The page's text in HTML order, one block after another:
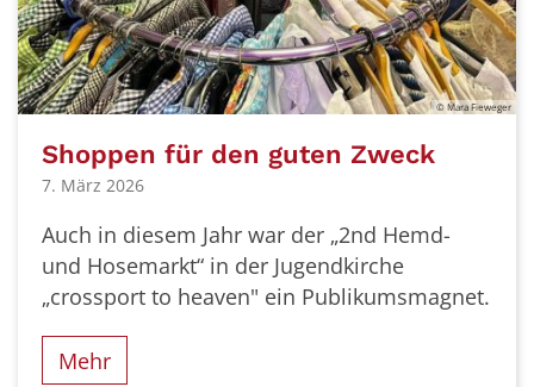
© Mara Fieweger
Shoppen für den guten Zweck
7. März 2026
Auch in diesem Jahr war der „2nd Hemd-
und Hosemarkt“ in der Jugendkirche
„crossport to heaven" ein Publikumsmagnet.
Mehr